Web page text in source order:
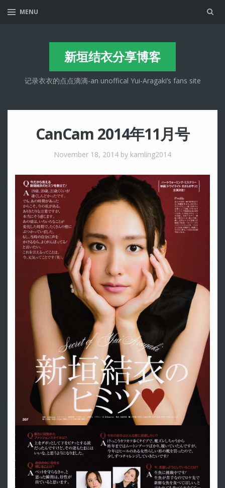
MENU
新垣结衣分享博客
记录衣衣的点点滴滴-an unoffical Yui-Aragaki’s fans site
CanCam 2014年11月号
November 18, 2014 by kamling2014